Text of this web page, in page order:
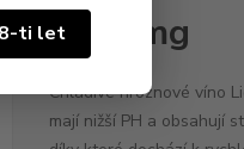
ti let - 10mg
Chladivé hroznové víno
mají nižší PH a obsahují